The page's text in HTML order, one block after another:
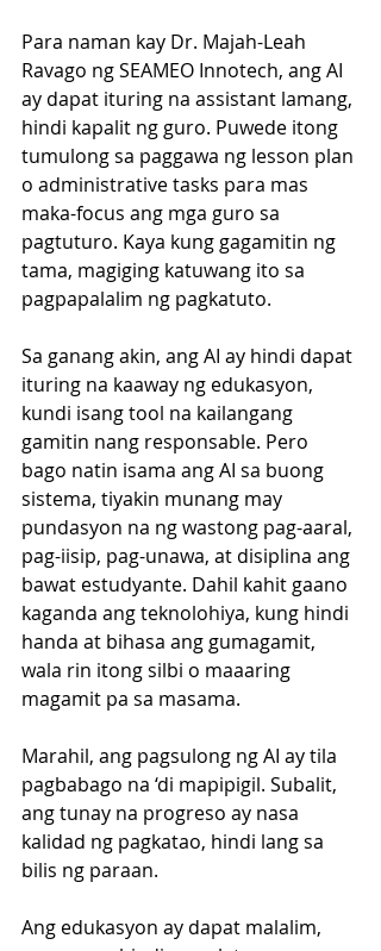
Para naman kay Dr. Majah-Leah
Ravago ng SEAMEO Innotech, ang AI
ay dapat ituring na assistant lamang,
hindi kapalit ng guro. Puwede itong
tumulong sa paggawa ng lesson plan
o administrative tasks para mas
maka-focus ang mga guro sa
pagtuturo. Kaya kung gagamitin ng
tama, magiging katuwang ito sa
pagpapalalim ng pagkatuto.
Sa ganang akin, ang AI ay hindi dapat
ituring na kaaway ng edukasyon,
kundi isang tool na kailangang
gamitin nang responsable. Pero
bago natin isama ang AI sa buong
sistema, tiyakin munang may
pundasyon na ng wastong pag-aaral,
pag-iisip, pag-unawa, at disiplina ang
bawat estudyante. Dahil kahit gaano
kaganda ang teknolohiya, kung hindi
handa at bihasa ang gumagamit,
wala rin itong silbi o maaaring
magamit pa sa masama.
Marahil, ang pagsulong ng AI ay tila
pagbabago na ‘di mapipigil. Subalit,
ang tunay na progreso ay nasa
kalidad ng pagkatao, hindi lang sa
bilis ng paraan.
Ang edukasyon ay dapat malalim,